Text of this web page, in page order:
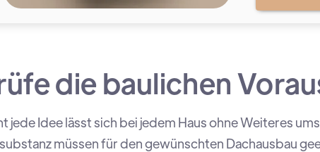
die baulichen
jede Idee lässt sich bei jedem Haus ohne Weiteres
müssen für den gewünschten Dachausbau